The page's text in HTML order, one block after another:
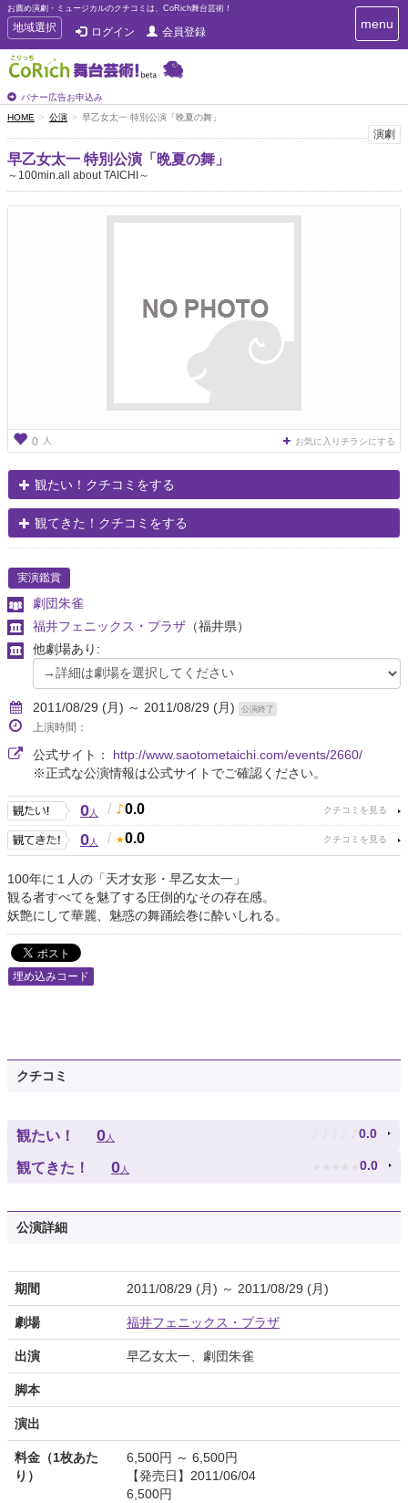
お薦め演劇・ミュージカルのクチコミは、CoRich舞台芸術！
T
o
g
g
e
n
a
v
i
地域選択 ログイン 会員登録
バナー広告お申込み
T
o
g
menu
HOME 公演 早乙女太一 特別公演「晩夏の舞」
演劇
早乙女太一 特別公演「晩夏の舞」
～100min.all about TAICHI～
0 人 お気に入りチラシにする
観たい！クチコミをする
観てきた！クチコミをする
実演鑑賞
劇団朱雀
福井フェニックス・プラザ （福井県）
他劇場あり:
2011/08/29 (月) ～ 2011/08/29 (月) 公演終了
上演時間：
公式サイト： http://www.saotometaichi.com/events/2660/
※正式な公演情報は公式サイトでご確認ください。
0人 / 0.0
0人 / 0.0
100年に１人の「天才女形・早乙女太一」
観る者すべてを魅了する圧倒的なその存在感。
妖艶にして華麗、魅惑の舞踊絵巻に酔いしれる。
埋め込みコード
クチコミ
観たい！ 0人 ♪ ♪ ♪ ♪ ♪ 0.0
観てきた！ 0人 ★ ★ ★ ★ ★ 0.0
公演詳細
期間 2011/08/29 (月) ～ 2011/08/29 (月)
劇場 福井フェニックス・プラザ
出演 早乙女太一、劇団朱雀
脚本
演出
料金（1枚あた
り）
6,500円 ～ 6,500円
【発売日】2011/06/04
6,500円